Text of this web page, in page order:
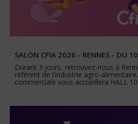
SALON CFIA 2026 - RENNES - DU
Durant 3 jours, retrouvez-nous à
référent de l'industrie agro-
commerciale vous accueillera HALL